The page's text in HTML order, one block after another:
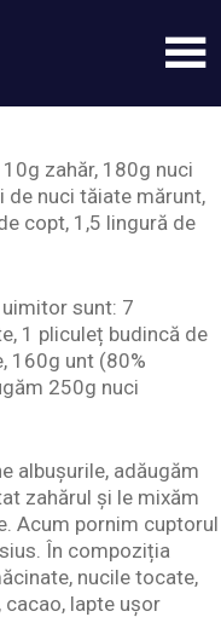
zahăr, 180g nuci
de nuci tăiate mărunt,
copt, 1,5 lingură de
sunt: 7
1 pliculeț budincă de
160g unt (80%
250g nuci
albușurile, adăugăm
zahărul și le mixăm
Acum pornim cuptorul
În compoziția
nucile tocate,
lapte ușor